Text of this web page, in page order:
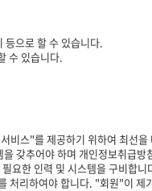
으로 할 수 있습니다.
수 있습니다.
비스"를 제공하기 위하여 최선을
갖추어야 하며 개인정보취급방
요한 인력 및 시스템을 구비합니
리하여야 합니다. "회원"이 제